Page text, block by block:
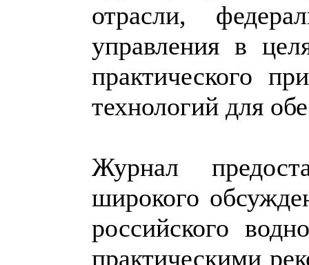
отрасли,
управления в
практического
технологий для
Журнал
широкого
российского
практическими